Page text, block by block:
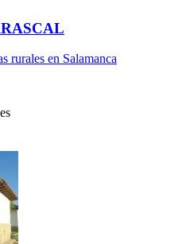
rurales en Salamanca